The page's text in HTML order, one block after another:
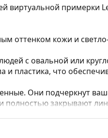
виртуальной примерки
оттенком кожи и
с овальной или
и пластика, что
Они подчеркнут ваш
закрывают